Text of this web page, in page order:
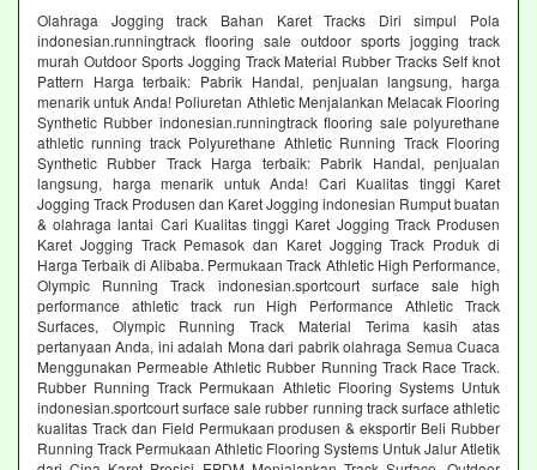
Olahraga Jogging track Bahan Karet Tracks Diri simpul Pola
indonesian.runningtrack flooring sale outdoor sports jogging track
murah Outdoor Sports Jogging Track Material Rubber Tracks Self knot
Pattern Harga terbaik: Pabrik Handal, penjualan langsung, harga
menarik untuk Anda! Poliuretan Athletic Menjalankan Melacak Flooring
Synthetic Rubber indonesian.runningtrack flooring sale polyurethane
athletic running track Polyurethane Athletic Running Track Flooring
Synthetic Rubber Track Harga terbaik: Pabrik Handal, penjualan
langsung, harga menarik untuk Anda! Cari Kualitas tinggi Karet
Jogging Track Produsen dan Karet Jogging indonesian Rumput buatan
& olahraga lantai Cari Kualitas tinggi Karet Jogging Track Produsen
Karet Jogging Track Pemasok dan Karet Jogging Track Produk di
Harga Terbaik di Alibaba. Permukaan Track Athletic High Performance,
Olympic Running Track indonesian.sportcourt surface sale high
performance athletic track run High Performance Athletic Track
Surfaces, Olympic Running Track Material Terima kasih atas
pertanyaan Anda, ini adalah Mona dari pabrik olahraga Semua Cuaca
Menggunakan Permeable Athletic Rubber Running Track Race Track.
Rubber Running Track Permukaan Athletic Flooring Systems Untuk
indonesian.sportcourt surface sale rubber running track surface athletic
kualitas Track dan Field Permukaan produsen & eksportir Beli Rubber
Running Track Permukaan Athletic Flooring Systems Untuk Jalur Atletik